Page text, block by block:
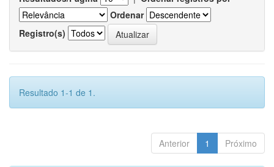
Ordenar
Registro(s)
Resultado 1-1 de 1.
Anterior 1 Próximo